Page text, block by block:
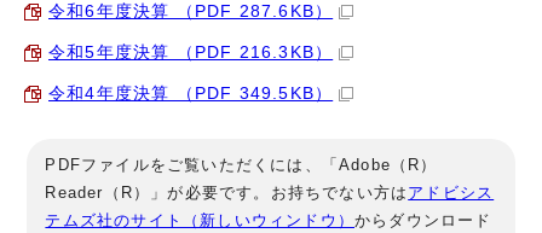
令和6年度決算 （PDF 287.6KB）
令和5年度決算 （PDF 216.3KB）
令和4年度決算 （PDF 349.5KB）
PDFファイルをご覧いただくには、「Adobe（R）
Reader（R）」が必要です。お持ちでない方は アドビシス
テムズ社のサイト（新しいウィンドウ）からダウンロード